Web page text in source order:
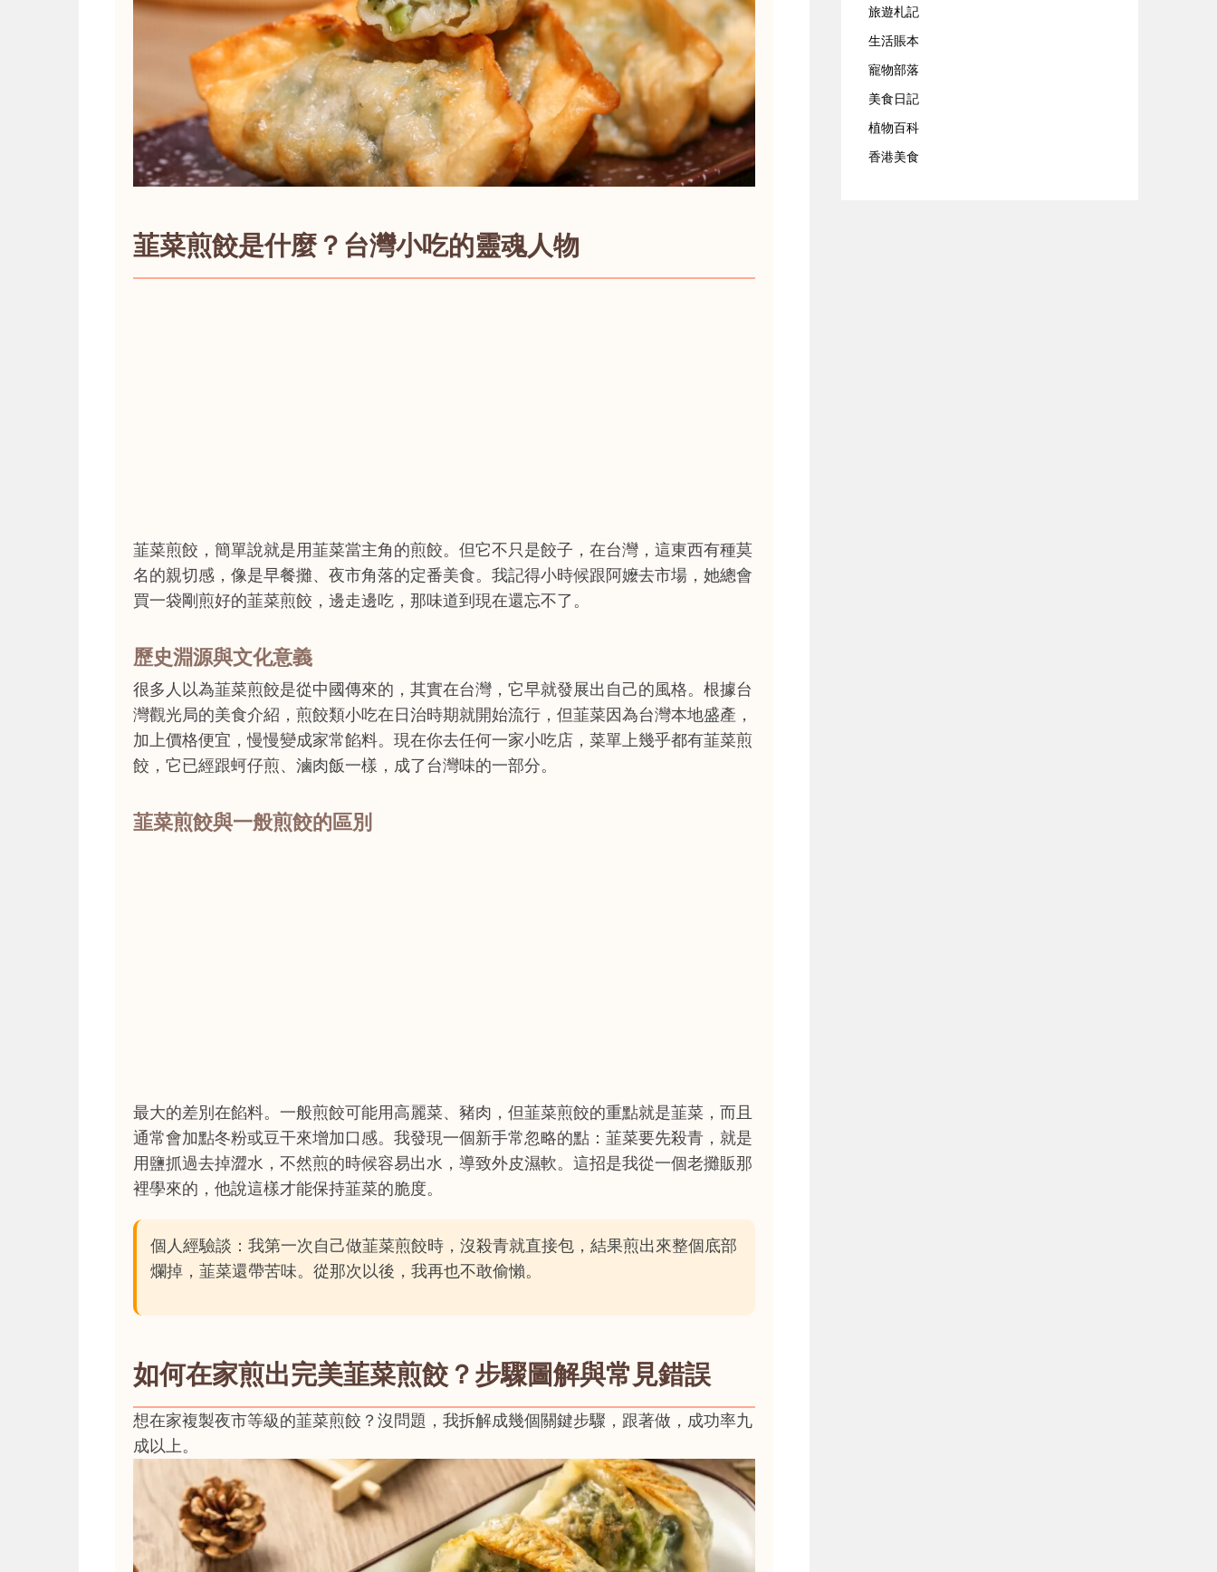
韮菜煎餃是什麼？台灣小吃的靈魂人物
韮菜煎餃，簡單說就是用韮菜當主角的煎餃。但它不只是餃子，在台灣，這東西有種莫
名的親切感，像是早餐攤、夜市角落的定番美食。我記得小時候跟阿嬤去市場，她總會
買一袋剛煎好的韮菜煎餃，邊走邊吃，那味道到現在還忘不了。
歷史淵源與文化意義
很多人以為韮菜煎餃是從中國傳來的，其實在台灣，它早就發展出自己的風格。根據台
灣觀光局的美食介紹，煎餃類小吃在日治時期就開始流行，但韮菜因為台灣本地盛產，
加上價格便宜，慢慢變成家常餡料。現在你去任何一家小吃店，菜單上幾乎都有韮菜煎
餃，它已經跟蚵仔煎、滷肉飯一樣，成了台灣味的一部分。
韮菜煎餃與一般煎餃的區別
最大的差別在餡料。一般煎餃可能用高麗菜、豬肉，但韮菜煎餃的重點就是韮菜，而且
通常會加點冬粉或豆干來增加口感。我發現一個新手常忽略的點：韮菜要先殺青，就是
用鹽抓過去掉澀水，不然煎的時候容易出水，導致外皮濕軟。這招是我從一個老攤販那
裡學來的，他說這樣才能保持韮菜的脆度。
個人經驗談：我第一次自己做韮菜煎餃時，沒殺青就直接包，結果煎出來整個底部
爛掉，韮菜還帶苦味。從那次以後，我再也不敢偷懶。
如何在家煎出完美韮菜煎餃？步驟圖解與常見錯誤
想在家複製夜市等級的韮菜煎餃？沒問題，我拆解成幾個關鍵步驟，跟著做，成功率九
成以上。
旅遊札記
生活賬本
寵物部落
美食日記
植物百科
香港美食